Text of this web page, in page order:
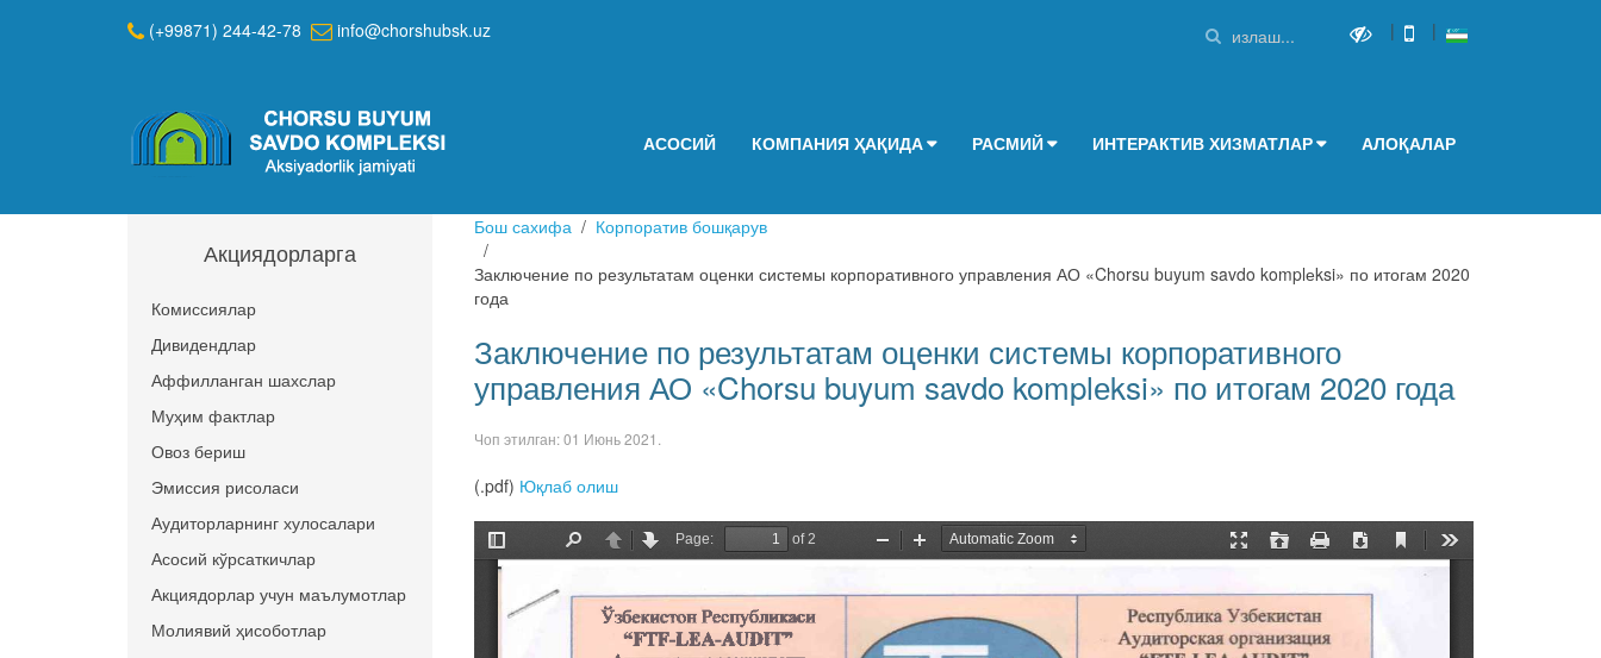
(+99871) 244-42-78 info@chorshubsk.uz | |
АСОСИЙ КОМПАНИЯ ҲАҚИДА РАСМИЙ ИНТЕРАКТИВ ХИЗМАТЛАР АЛОҚАЛАР
Бош сахифа
Корпоратив бошқарув
Заключение по результатам оценки системы корпоративного управления АО «Chorsu buyum savdo komplеksi» по итогам 2020
года
Заключение по результатам оценки системы корпоративного
управления АО «Chorsu buyum savdo komplеksi» по итогам 2020 года
Чоп этилган:01 Июнь 2021
(.pdf) Юқлаб олиш
Акциядорларга
Комиссиялар
Дивидендлар
Аффилланган шахслар
Муҳим фактлар
Овоз бериш
Эмиссия рисоласи
Аудиторларнинг хулосалари
Асосий кўрсаткичлар
Акциядорлар учун маълумотлар
Молиявий ҳисоботлар